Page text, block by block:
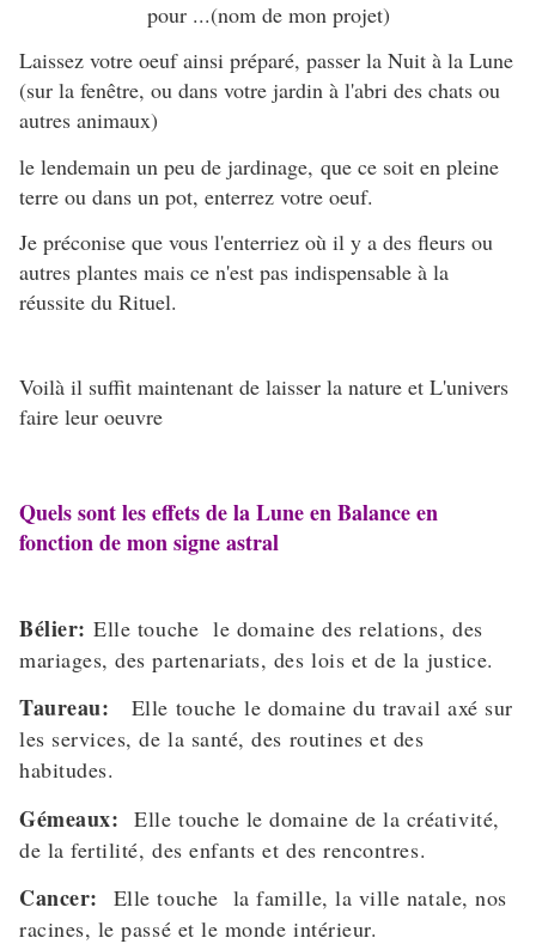
pour ...(nom de mon projet)
Laissez votre oeuf ainsi préparé, passer la Nuit à la Lune
(sur la fenêtre, ou dans votre jardin à l'abri des chats ou
autres animaux)
le lendemain un peu de jardinage, que ce soit en pleine
terre ou dans un pot, enterrez votre oeuf.
Je préconise que vous l'enterriez où il y a des fleurs ou
autres plantes mais ce n'est pas indispensable à la
réussite du Rituel.
Voilà il suffit maintenant de laisser la nature et L'univers
faire leur oeuvre
Quels sont les effets de la Lune en Balance en
fonction de mon signe astral
Bélier: Elle touche le domaine des relations, des
mariages, des partenariats, des lois et de la justice.
Taureau: Elle touche le domaine du travail axé sur
les services, de la santé, des routines et des
habitudes.
Gémeaux: Elle touche le domaine de la créativité,
de la fertilité, des enfants et des rencontres.
Cancer: Elle touche la famille, la ville natale, nos
racines, le passé et le monde intérieur.